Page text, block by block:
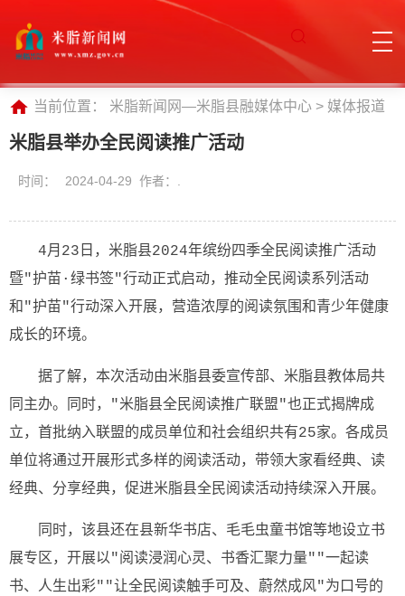
当前位置： 米脂新闻网—米脂县融媒体中心 > 媒体报道
米脂县举办全民阅读推广活动
时间： 2024-04-29 作者：.
4月23日，米脂县2024年缤纷四季全民阅读推广活动
暨"护苗·绿书签"行动正式启动，推动全民阅读系列活动
和"护苗"行动深入开展，营造浓厚的阅读氛围和青少年健康
成长的环境。
据了解，本次活动由米脂县委宣传部、米脂县教体局共
同主办。同时，"米脂县全民阅读推广联盟"也正式揭牌成
立，首批纳入联盟的成员单位和社会组织共有25家。各成员
单位将通过开展形式多样的阅读活动，带领大家看经典、读
经典、分享经典，促进米脂县全民阅读活动持续深入开展。
同时，该县还在县新华书店、毛毛虫童书馆等地设立书
展专区，开展以"阅读浸润心灵、书香汇聚力量""一起读
书、人生出彩""让全民阅读触手可及、蔚然成风"为口号的